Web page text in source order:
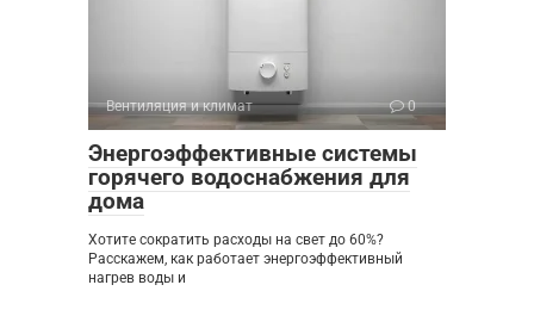
Вентиляция и климат 0
Энергоэффективные системы
горячего водоснабжения для
дома
Хотите сократить расходы на свет до 60%?
Расскажем, как работает энергоэффективный
нагрев воды и